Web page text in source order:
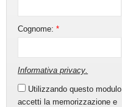
Cognome:*
Informativa privacy
Utilizzando questo modulo
accetti la memorizzazione e